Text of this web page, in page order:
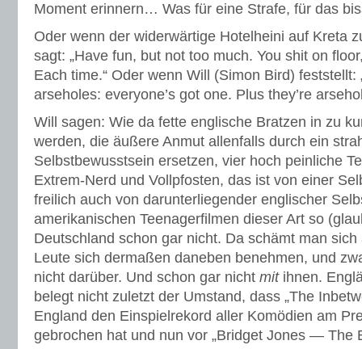
Moment erinnern… Was für eine Strafe, für das
Oder wenn der widerwärtige Hotelheini auf Kreta
sagt: „Have fun, but not too much. You shit on
Each time.“ Oder wenn Will (Simon Bird) feststellt:
arseholes: everyone’s got one. Plus they’re
Will sagen: Wie da fette englische Bratzen in zu
werden, die äußere Anmut allenfalls durch ein
Selbstbewusstsein ersetzen, vier hoch peinliche
Extrem-Nerd und Vollpfosten, das ist von einer
freilich auch von darunterliegender englischer
amerikanischen Teenagerfilmen dieser Art so
Deutschland schon gar nicht. Da schämt man
Leute sich dermaßen daneben benehmen, und
nicht darüber. Und schon gar nicht mitihnen.
belegt nicht zuletzt der Umstand, dass „The
England den Einspielrekord aller Komödien am
gebrochen hat und nun vor „Bridget Jones — The